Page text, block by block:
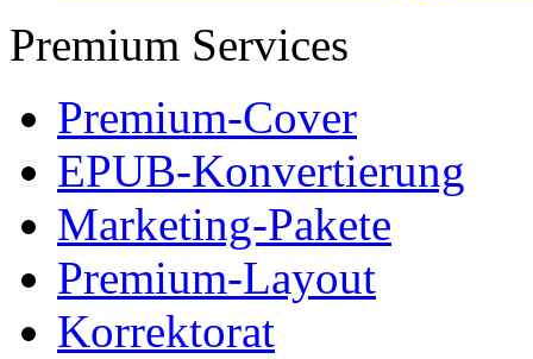
Premium Services
Premium-Cover
EPUB-Konvertierung
Marketing-Pakete
Premium-Layout
Korrektorat